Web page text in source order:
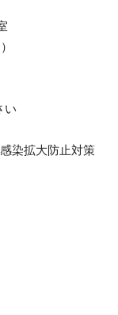
い
染拡大防止対策